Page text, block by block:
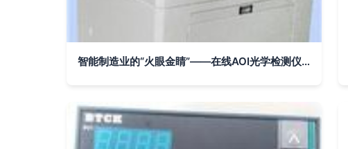
智能制造业的“火眼金睛”——在线AOI光学检测仪的革新力量